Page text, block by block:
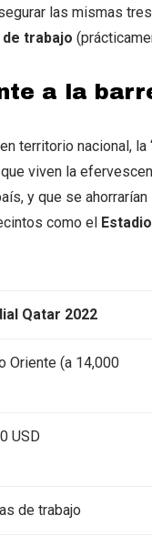
las mismas
de trabajo
a la
territorio nacional, la
viven la
y que se
como el
Qatar 2022
Oriente (a 14,000
USD
de trabajo